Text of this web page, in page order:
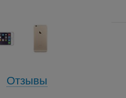
Отзывы